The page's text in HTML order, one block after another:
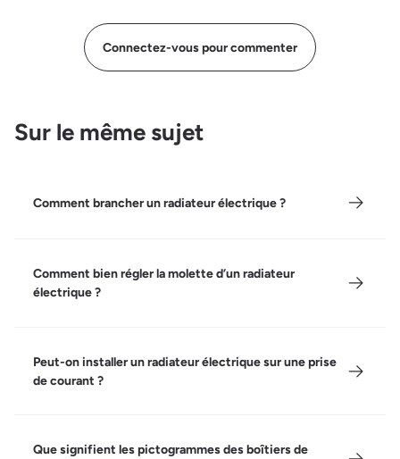
Connectez-vous pour commenter
Sur le même sujet
Comment brancher un radiateur électrique ?
Comment bien régler la molette d’un radiateur
électrique ?
Peut-on installer un radiateur électrique sur une prise
de courant ?
Que signifient les pictogrammes des boîtiers de